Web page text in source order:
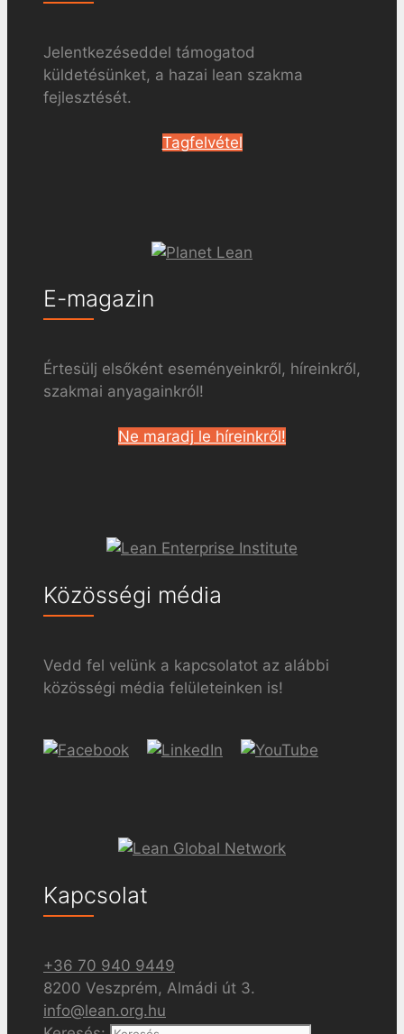
Jelentkezéseddel támogatod
küldetésünket, a hazai lean szakma
fejlesztését.
Tagfelvétel
E-magazin
Értesülj elsőként eseményeinkről, híreinkről,
szakmai anyagainkról!
Ne maradj le híreinkről!
Közösségi média
Vedd fel velünk a kapcsolatot az alábbi
közösségi média felületeinken is!
Kapcsolat
+36 70 940 9449
8200 Veszprém, Almádi út 3.
info@lean.org.hu